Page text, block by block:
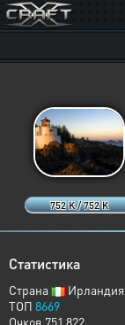
752 K / 752 K
Статистика
Страна
Ирландия
ТОП 8669
Очков 751 822